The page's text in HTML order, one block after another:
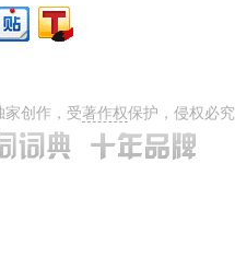
家创作，受著作权保护，侵权必究